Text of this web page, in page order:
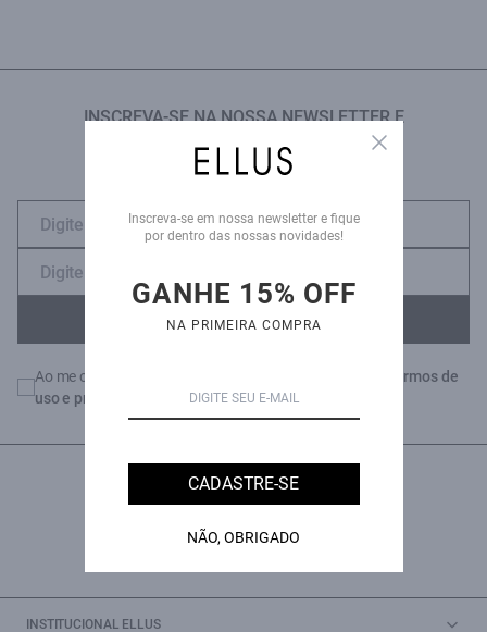
Close
Inscreva-se em nossa newsletter e fique
por dentro das nossas novidades!
GANHE 15% OFF
NA PRIMEIRA COMPRA
CADASTRE-SE
NÃO, OBRIGADO
INSCREVA-SE NA NOSSA NEWSLETTER E
GANHE 15% OFF NA PRIMEIRA COMPRA
ENVIAR
Ao me cadastrar, declaro que estou de acordo com os
termos de
uso e privacidade
da Ellus
INSTITUCIONAL ELLUS